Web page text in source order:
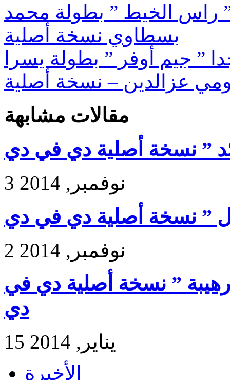
راس الخيط ” بطولة محمد
بسطاوي نسخة أصلية
” جيم أوفر ” بطولة يسرا
عزالدين – نسخة أصلية
مقالات مشابهة
” نسخة أصلية دي في دي
3 نوفمبر, 2014
” نسخة أصلية دي في دي
2 نوفمبر, 2014
رهيبة ” نسخة أصلية دي في
دي
15 يناير, 2014
الأخيرة